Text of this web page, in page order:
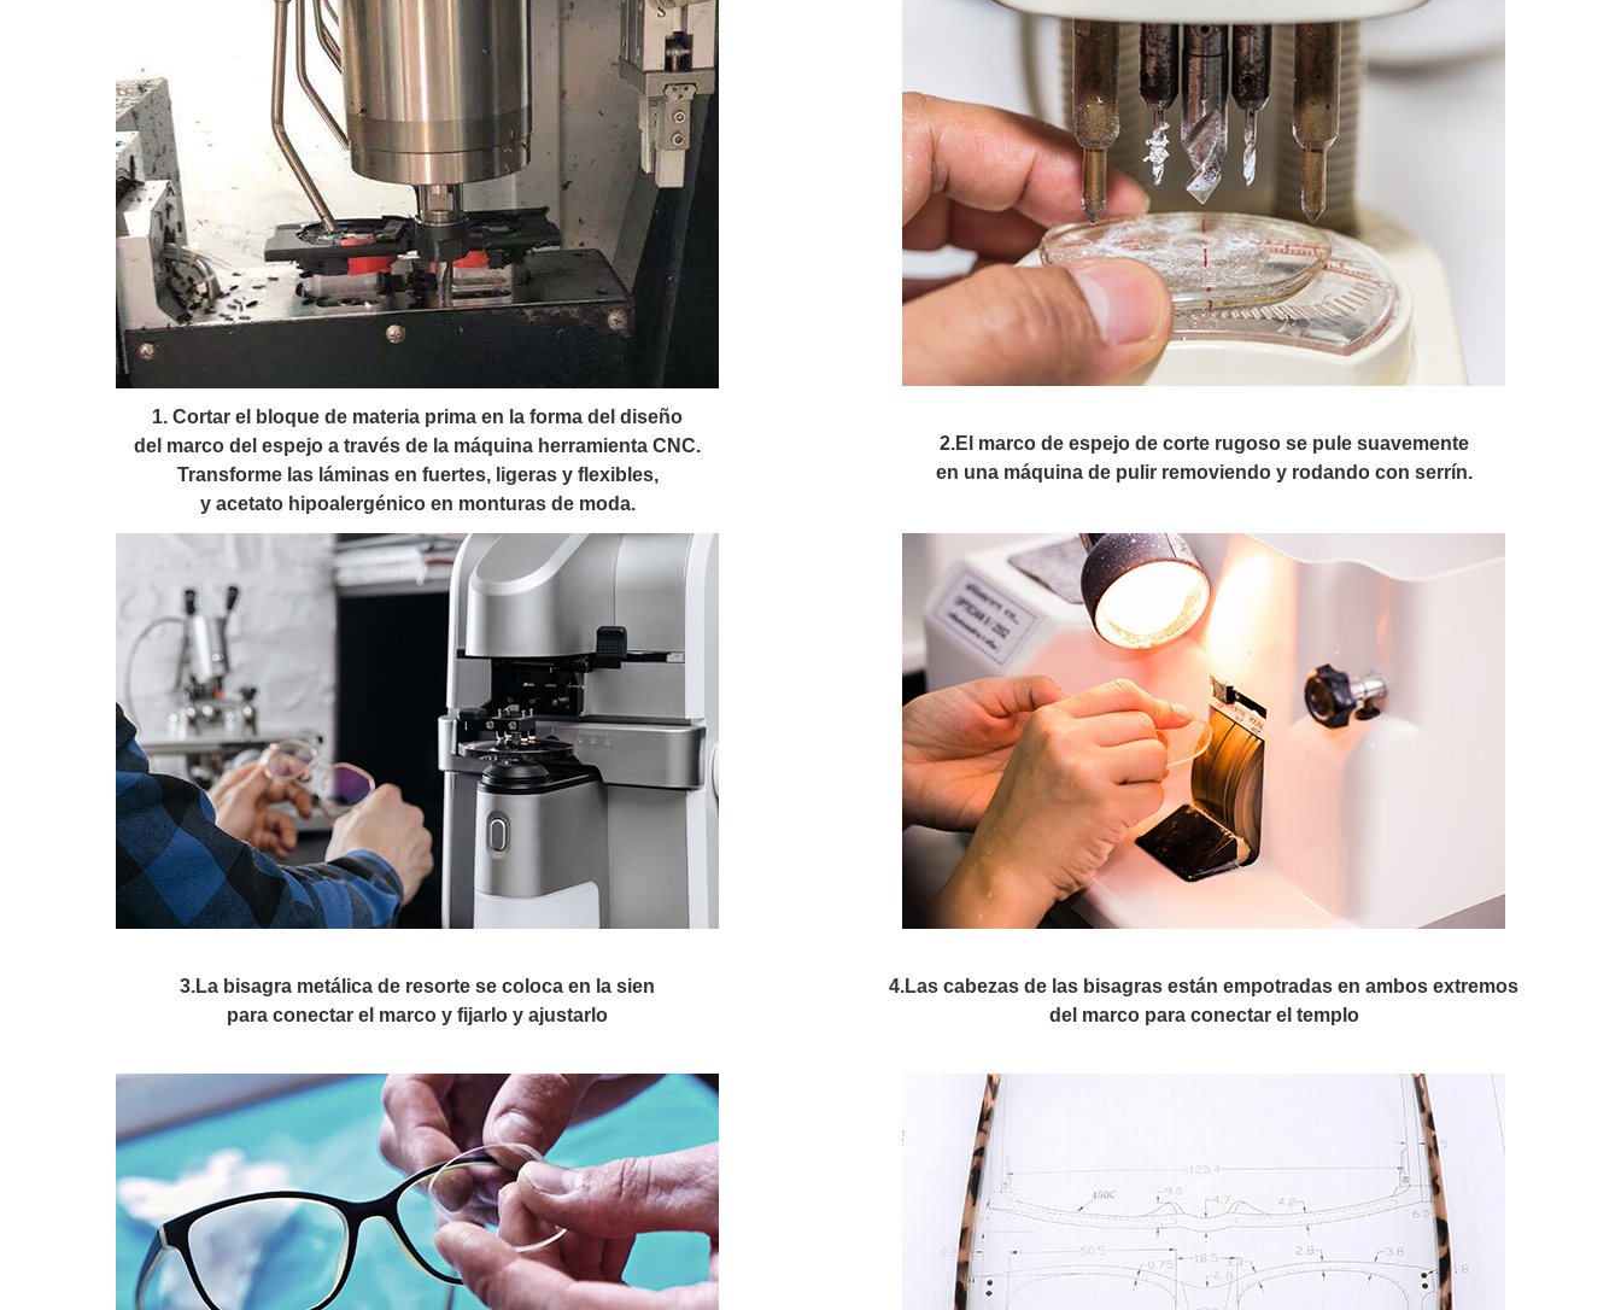
1. Cortar el bloque de materia prima en la forma del diseño
del marco del espejo a través de la máquina herramienta CNC.
Transforme las láminas en fuertes, ligeras y flexibles,
y acetato hipoalergénico en monturas de moda.
2.El marco de espejo de corte rugoso se pule suavemente
en una máquina de pulir removiendo y rodando con serrín.
3.La bisagra metálica de resorte se coloca en la sien
para conectar el marco y fijarlo y ajustarlo
4.Las cabezas de las bisagras están empotradas en ambos extremos
del marco para conectar el templo